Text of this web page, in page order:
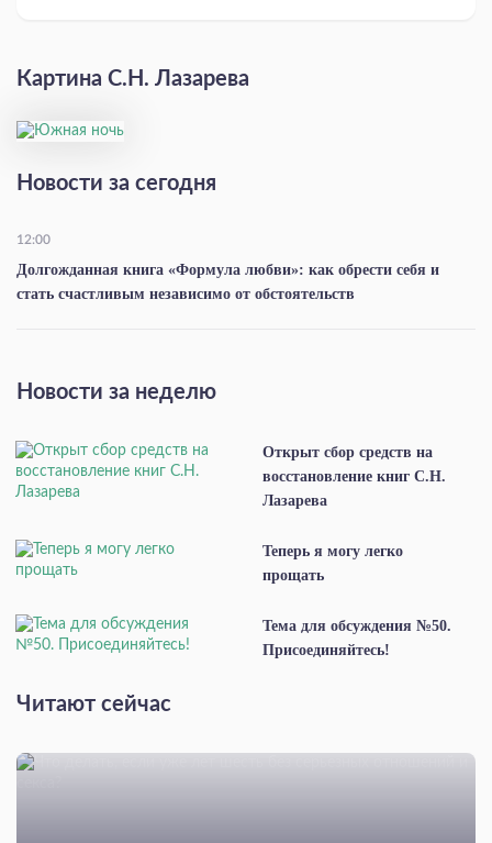
Картина С.Н. Лазарева
Новости за сегодня
12:00
Долгожданная книга «Формула любви»: как обрести себя и
стать счастливым независимо от обстоятельств
Новости за неделю
Открыт сбор средств на
восстановление книг С.Н.
Лазарева
Теперь я могу легко
прощать
Тема для обсуждения №50.
Присоединяйтесь!
Читают сейчас